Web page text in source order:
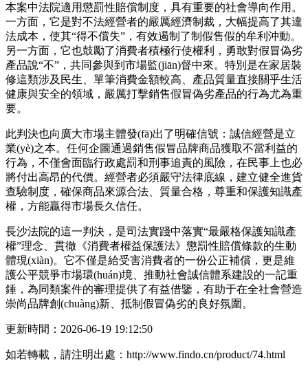
本案中法院適用懲罰性賠償制度，具有重要的社會導向作用。
一方面，它是對不法經營者的嚴厲經濟制裁，大幅提高了其違
法成本，使其“得不償失”，有效遏制了制假售假的牟利沖動。
另一方面，它也鼓勵了消費者積極行使權利，勇敢對假冒偽劣
產品說“不”，共同參與到市場監(jiān)督中來。特別是在家居裝
修這類涉及民生、單筆消費金額較高、產品質量直接關乎生活
健康與安全的領域，嚴厲打擊銷售假冒偽劣產品的行為尤為重
要。
此判決也向廣大市場主體發(fā)出了明確信號：誠信經營是立
業(yè)之本。任何企圖通過銷售假冒品牌商品獲取不當利益的
行為，不僅會面臨行政處罰和刑事追責的風險，在民事上也必
將付出高昂的代價。經營者必須嚴守法律底線，建立健全進貨
查驗制度，確保商品來源合法、質量合格，尊重和保護知識產
權，方能贏得市場長久信任。
長沙法院的這一判決，是司法實踐中落實“最嚴格保護知識產
權”理念、貫徹《消費者權益保護法》懲罰性賠償條款的生動
體現(xiàn)。它不僅是給受害消費者的一份公正補償，更是維
護公平競爭市場環(huán)境、推動社會誠信體系建設的一記重
錘，為同類案件的審理提供了有益借鑒，有助于在全社會營造
崇尚品牌創(chuàng)新、抵制假冒偽劣的良好氛圍。
更新時間：2026-06-19 19:12:50
如若轉載，請注明出處：http://www.findo.cn/product/74.html